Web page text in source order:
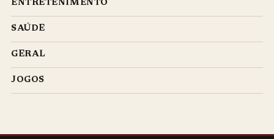
ENTRETENIMENTO
SAÚDE
GERAL
JOGOS